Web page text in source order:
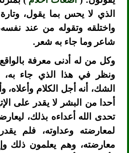
الذي لا يحس بما يقول،
واختلقه وتقوله من عند
شاعر وما جاء به شعر.
وكل من له أدنى معرفة
ونظر في هذا الذي جاء به،
الشك، أنه أجل الكلام وأعلاه،
أحدا من البشر لا يقدر على
تحدى الله أعداءه بذلك،
لمعارضته وعداوته، فلم
معارضته، وهم يعلمون ذلك